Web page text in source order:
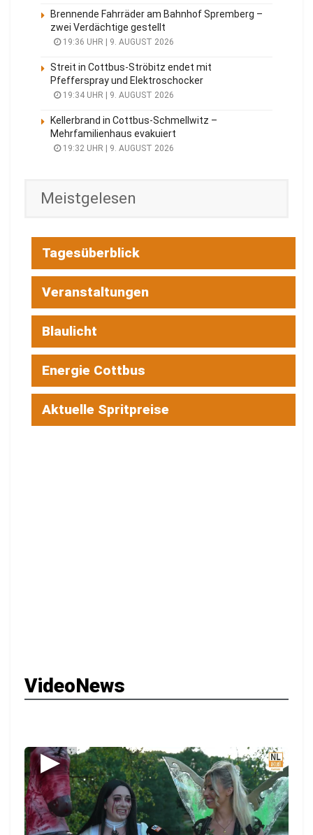
Brennende Fahrräder am Bahnhof Spremberg –
zwei Verdächtige gestellt
19:36 UHR | 9. AUGUST 2026
Streit in Cottbus-Ströbitz endet mit
Pfefferspray und Elektroschocker
19:34 UHR | 9. AUGUST 2026
Kellerbrand in Cottbus-Schmellwitz –
Mehrfamilienhaus evakuiert
19:32 UHR | 9. AUGUST 2026
Meistgelesen
Tagesüberblick
Veranstaltungen
Blaulicht
Energie Cottbus
Aktuelle Spritpreise
VideoNews
▶